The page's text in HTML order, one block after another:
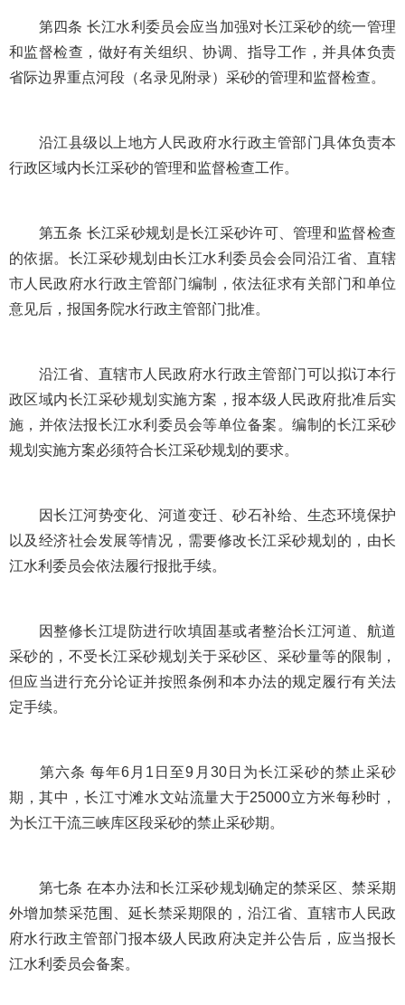
第四条 长江水利委员会应当加强对长江采砂的统一管理
和监督检查，做好有关组织、协调、指导工作，并具体负责
省际边界重点河段（名录见附录）采砂的管理和监督检查。
沿江县级以上地方人民政府水行政主管部门具体负责本
行政区域内长江采砂的管理和监督检查工作。
第五条 长江采砂规划是长江采砂许可、管理和监督检查
的依据。长江采砂规划由长江水利委员会会同沿江省、直辖
市人民政府水行政主管部门编制，依法征求有关部门和单位
意见后，报国务院水行政主管部门批准。
沿江省、直辖市人民政府水行政主管部门可以拟订本行
政区域内长江采砂规划实施方案，报本级人民政府批准后实
施，并依法报长江水利委员会等单位备案。编制的长江采砂
规划实施方案必须符合长江采砂规划的要求。
因长江河势变化、河道变迁、砂石补给、生态环境保护
以及经济社会发展等情况，需要修改长江采砂规划的，由长
江水利委员会依法履行报批手续。
因整修长江堤防进行吹填固基或者整治长江河道、航道
采砂的，不受长江采砂规划关于采砂区、采砂量等的限制，
但应当进行充分论证并按照条例和本办法的规定履行有关法
定手续。
第六条 每年6月1日至9月30日为长江采砂的禁止采砂
期，其中，长江寸滩水文站流量大于25000立方米每秒时，
为长江干流三峡库区段采砂的禁止采砂期。
第七条 在本办法和长江采砂规划确定的禁采区、禁采期
外增加禁采范围、延长禁采期限的，沿江省、直辖市人民政
府水行政主管部门报本级人民政府决定并公告后，应当报长
江水利委员会备案。